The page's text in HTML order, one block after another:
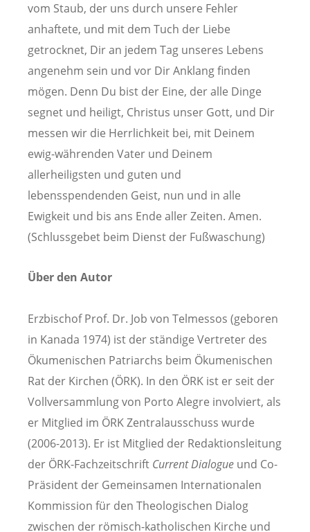
vom Staub, der uns durch unsere Fehler
anhaftete, und mit dem Tuch der Liebe
getrocknet, Dir an jedem Tag unseres Lebens
angenehm sein und vor Dir Anklang finden
mögen. Denn Du bist der Eine, der alle Dinge
segnet und heiligt, Christus unser Gott, und Dir
messen wir die Herrlichkeit bei, mit Deinem
ewig-währenden Vater und Deinem
allerheiligsten und guten und
lebensspendenden Geist, nun und in alle
Ewigkeit und bis ans Ende aller Zeiten. Amen.
(Schlussgebet beim Dienst der Fußwaschung)
Über den Autor
Erzbischof Prof. Dr. Job von Telmessos (geboren
in Kanada 1974) ist der ständige Vertreter des
Ökumenischen Patriarchs beim Ökumenischen
Rat der Kirchen (ÖRK). In den ÖRK ist er seit der
Vollversammlung von Porto Alegre involviert, als
er Mitglied im ÖRK Zentralausschuss wurde
(2006-2013). Er ist Mitglied der Redaktionsleitung
der ÖRK-Fachzeitschrift Current Dialogue und Co-
Präsident der Gemeinsamen Internationalen
Kommission für den Theologischen Dialog
zwischen der römisch-katholischen Kirche und